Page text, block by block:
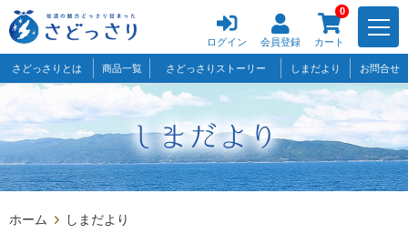
ログイン 会員登録
0
カート
さどっさりとは 商品一覧 さどっさりストーリー しまだより お問合せ
ホーム しまだより